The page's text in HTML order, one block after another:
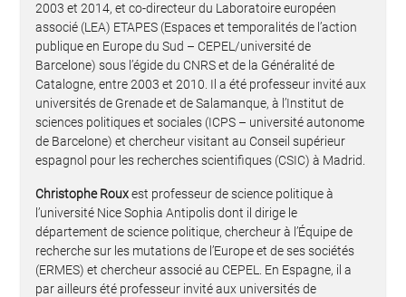
2003 et 2014, et co-directeur du Laboratoire européen
associé (LEA) ETAPES (Espaces et temporalités de l’action
publique en Europe du Sud – CEPEL/université de
Barcelone) sous l’égide du CNRS et de la Généralité de
Catalogne, entre 2003 et 2010. Il a été professeur invité aux
universités de Grenade et de Salamanque, à l’Institut de
sciences politiques et sociales (ICPS – université autonome
de Barcelone) et chercheur visitant au Conseil supérieur
espagnol pour les recherches scientifiques (CSIC) à Madrid.
Christophe Rouxest professeur de science politique à
l’université Nice Sophia Antipolis dont il dirige le
département de science politique, chercheur à l’Équipe de
recherche sur les mutations de l’Europe et de ses sociétés
(ERMES) et chercheur associé au CEPEL. En Espagne, il a
par ailleurs été professeur invité aux universités de